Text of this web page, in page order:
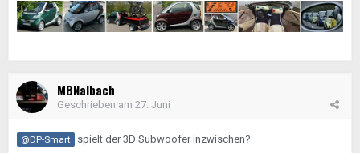
MBNalbach
Geschrieben am 27. Juni
@DP-Smart spielt der 3D Subwoofer inzwischen?